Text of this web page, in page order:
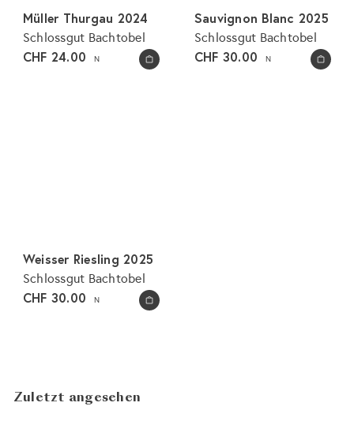
In den Warenkorb legen
Müller Thurgau 2024
Schlossgut Bachtobel
CHF 24.00 N In den Warenkorb legen
Sauvignon Blanc 2025
Schlossgut Bachtobel
CHF 30.00 N
In den Warenkorb legen
Weisser Riesling 2025
Schlossgut Bachtobel
CHF 30.00 N
Zuletzt angesehen